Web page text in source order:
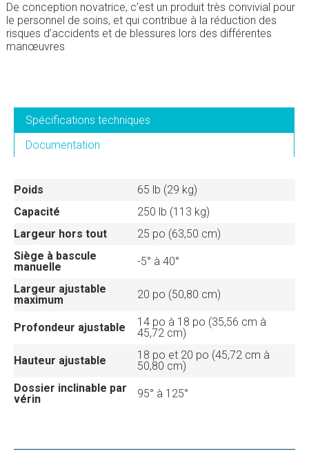
De conception novatrice, c’est un produit très convivial pour
le personnel de soins, et qui contribue à la réduction des
risques d’accidents et de blessures lors des différentes
manœuvres
Spécifications techniques
Documentation
Poids
65 lb (29 kg)
Capacité
250 lb (113 kg)
Largeur hors tout
25 po (63,50 cm)
Siège à bascule
manuelle
-5° à 40°
Largeur ajustable
maximum
20 po (50,80 cm)
Profondeur ajustable
14 po à 18 po (35,56 cm à
45,72 cm)
Hauteur ajustable
18 po et 20 po (45,72 cm à
50,80 cm)
Dossier inclinable par
vérin
95° à 125°